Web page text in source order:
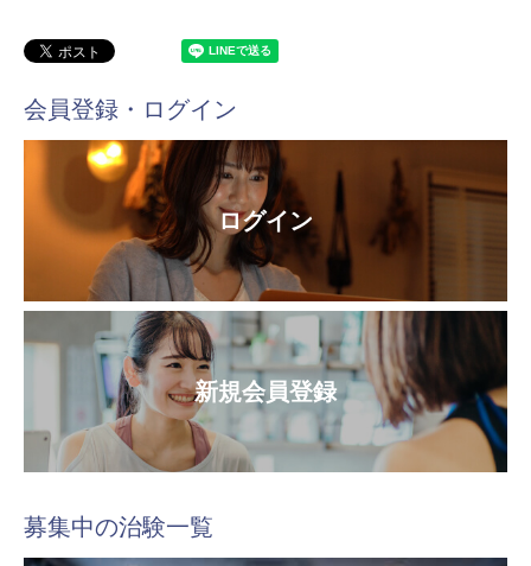
会員登録・ログイン
ログイン
新規会員登録
募集中の治験一覧